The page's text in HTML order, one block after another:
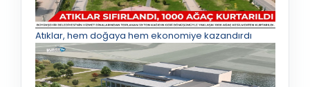
Atıklar, hem doğaya hem ekonomiye kazandırdı